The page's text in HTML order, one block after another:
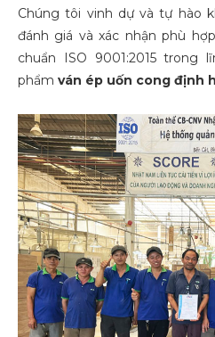
Chúng tôi vinh dự và tự hào
đánh giá và xác nhận phù
chuẩn ISO 9001:2015 trong
phẩm ván ép uốn cong định